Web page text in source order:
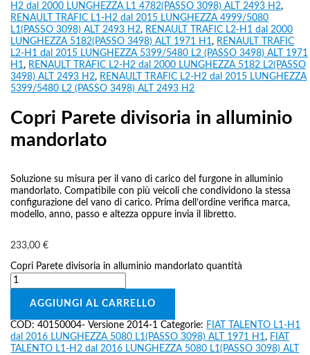
H2 dal 2000 LUNGHEZZA L1 4782(PASSO 3098) ALT 2493 H2,
RENAULT TRAFIC L1-H2 dal 2015 LUNGHEZZA 4999/5080
L1(PASSO 3098) ALT 2493 H2, RENAULT TRAFIC L2-H1 dal 2000
LUNGHEZZA 5182(PASSO 3498) ALT 1971 H1, RENAULT TRAFIC
L2-H1 dal 2015 LUNGHEZZA 5399/5480 L2 (PASSO 3498) ALT 1971
H1, RENAULT TRAFIC L2-H2 dal 2000 LUNGHEZZA 5182 L2(PASSO
3498) ALT 2493 H2, RENAULT TRAFIC L2-H2 dal 2015 LUNGHEZZA
5399/5480 L2 (PASSO 3498) ALT 2493 H2
Copri Parete divisoria in alluminio
mandorlato
233,00€
Soluzione su misura per il vano di carico del furgone in alluminio
mandorlato. Compatibile con più veicoli che condividono la stessa
configurazione del vano di carico. Prima dell’ordine verifica marca,
modello, anno, passo e altezza oppure invia il libretto.
Copri Parete divisoria in alluminio mandorlato quantità
AGGIUNGI AL CARRELLO
COD:40150004- Versione 2014-1 Categorie: FIAT TALENTO L1-H1
dal 2016 LUNGHEZZA 5080 L1(PASSO 3098) ALT 1971 H1, FIAT
TALENTO L1-H2 dal 2016 LUNGHEZZA 5080 L1(PASSO 3098) ALT